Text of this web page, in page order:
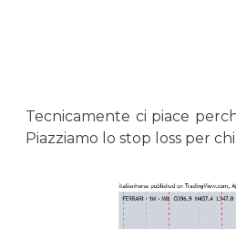
Tecnicamente ci piace
Piazziamo lo stop loss per